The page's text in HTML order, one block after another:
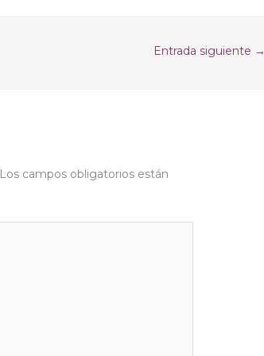
Entrada siguiente
Los campos obligatorios están